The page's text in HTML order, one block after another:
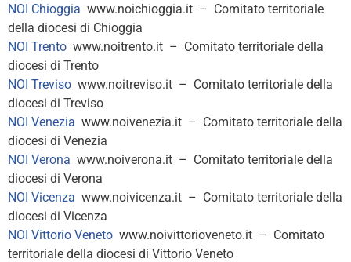
NOI Chioggia www.noichioggia.it – Comitato territoriale
della diocesi di Chioggia
NOI Trento www.noitrento.it – Comitato territoriale della
diocesi di Trento
NOI Treviso www.noitreviso.it – Comitato territoriale della
diocesi di Treviso
NOI Venezia www.noivenezia.it – Comitato territoriale della
diocesi di Venezia
NOI Verona www.noiverona.it – Comitato territoriale della
diocesi di Verona
NOI Vicenza www.noivicenza.it – Comitato territoriale della
diocesi di Vicenza
NOI Vittorio Veneto www.noivittorioveneto.it – Comitato
territoriale della diocesi di Vittorio Veneto